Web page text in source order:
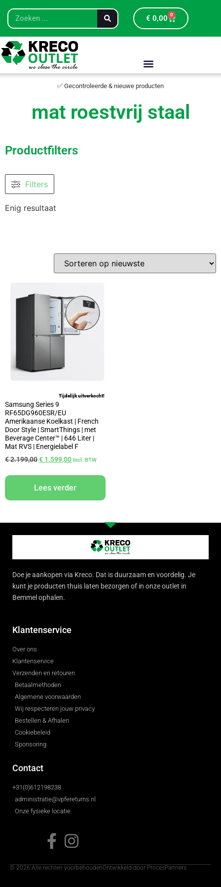
€ 0,00 0
✅ Gecontroleerde & nieuwe producten
mat roestvrij staal
Productfilters
Filters
Enig resultaat
Tijdelijk uitverkocht!
Samsung Series 9
RF65DG960ESR/EU
Amerikaanse Koelkast | French
Door Style | SmartThings | met
Beverage Center™ | 646 Liter |
Mat RVS | Energielabel F
€2.199,00€ 1.599,00 Incl. BTW
Lees verder
Doe je aankopen via Kreco. Dat is duurzaam en voordelig. Je
kunt je producten thuis laten bezorgen of in onze outlet in
Bemmel ophalen.
Klantenservice
Over ons
Klantenservice
Verzenden en retouren
Betaalmethoden
Algemene voorwaarden
Wij respecteren jouw privacy
Bestellen & Afhalen
Cookiebeleid
Sponsoring
Contact
+31(0)612198238
administratie@vpfereturns.nl
Onze fysieke locatie
© 2026 Alle rechten voorbehoudenOntwikkeld door ProcesPartners